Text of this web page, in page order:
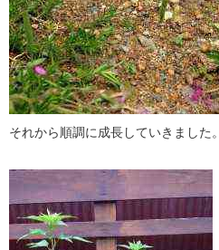
それから順調に成長していきました。